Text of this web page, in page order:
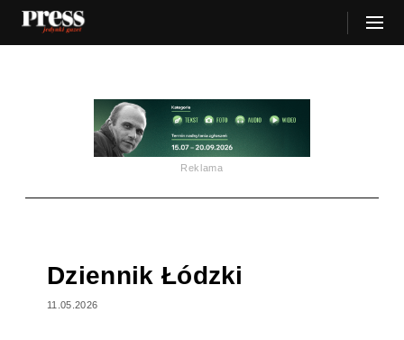
Reklama
Dziennik Łódzki
11.05.2026